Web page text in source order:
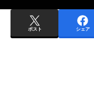
ポスト シェア